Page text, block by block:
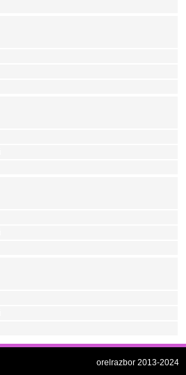
orelrazbor 2013-2024